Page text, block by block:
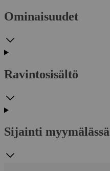
Ominaisuudet
Ravintosisältö
Sijainti myymälässä